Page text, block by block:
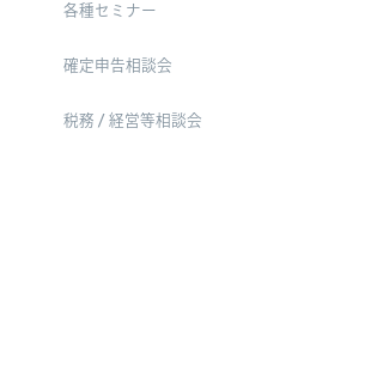
各種セミナー
確定申告相談会
税務 / 経営等相談会